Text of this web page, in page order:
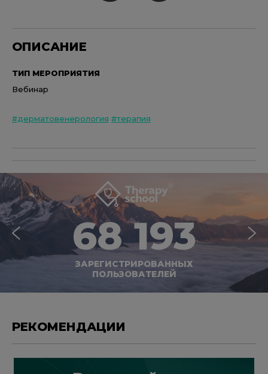
ОПИСАНИЕ
ТИП МЕРОПРИЯТИЯ
Вебинар
#дерматовенерология #терапия
68 193
ЗАРЕГИСТРИРОВАННЫХ
ПОЛЬЗОВАТЕЛЕЙ
РЕКОМЕНДАЦИИ